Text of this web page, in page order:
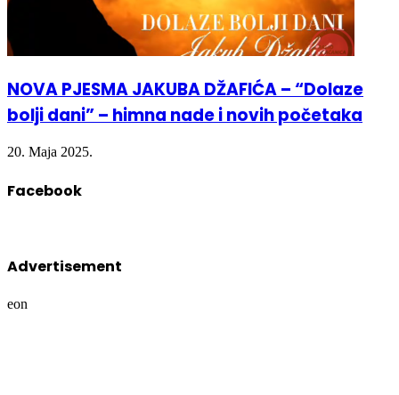
NOVA PJESMA JAKUBA DŽAFIĆA – “Dolaze
bolji dani” – himna nade i novih početaka
20. Maja 2025.
Facebook
eon